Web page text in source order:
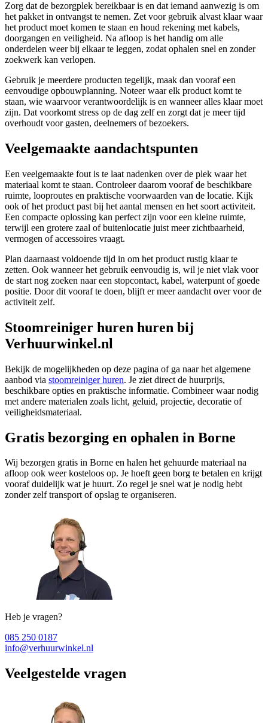
Zorg dat de bezorgplek bereikbaar is en dat iemand aanwezig is om
het pakket in ontvangst te nemen. Zet voor gebruik alvast klaar waar
het product moet komen te staan en houd rekening met kabels,
doorgangen en veiligheid. Na afloop is het handig om alle
onderdelen weer bij elkaar te leggen, zodat ophalen snel en zonder
zoekwerk kan verlopen.
Gebruik je meerdere producten tegelijk, maak dan vooraf een
eenvoudige opbouwplanning. Noteer waar elk product komt te
staan, wie waarvoor verantwoordelijk is en wanneer alles klaar moet
zijn. Dat voorkomt stress op de dag zelf en zorgt dat je meer tijd
overhoudt voor gasten, deelnemers of bezoekers.
Veelgemaakte aandachtspunten
Een veelgemaakte fout is te laat nadenken over de plek waar het
materiaal komt te staan. Controleer daarom vooraf de beschikbare
ruimte, looproutes en praktische voorwaarden van de locatie. Kijk
ook of het product past bij het aantal mensen en het soort activiteit.
Een compacte oplossing kan perfect zijn voor een kleine ruimte,
terwijl een grotere zaal of buitenlocatie juist meer zichtbaarheid,
vermogen of accessoires vraagt.
Plan daarnaast voldoende tijd in om het product rustig klaar te
zetten. Ook wanneer het gebruik eenvoudig is, wil je niet vlak voor
de start nog zoeken naar een stopcontact, kabel, waterpunt of goede
positie. Door dit vooraf te doen, blijft er meer aandacht over voor de
activiteit zelf.
Stoomreiniger huren huren bij
Verhuurwinkel.nl
Bekijk de mogelijkheden op deze pagina of ga naar het algemene
aanbod via stoomreiniger huren. Je ziet direct de huurprijs,
beschikbare opties en praktische informatie. Combineer waar nodig
met andere materialen zoals licht, geluid, projectie, decoratie of
veiligheidsmateriaal.
Gratis bezorging en ophalen in Borne
Wij bezorgen gratis in Borne en halen het gehuurde materiaal na
afloop ook weer kosteloos op. Je hoeft geen borg te betalen en krijgt
vooraf duidelijk wat je huurt. Zo regel je snel wat je nodig hebt
zonder zelf transport of opslag te organiseren.
Heb je vragen?
085 250 0187
info@verhuurwinkel.nl
Veelgestelde vragen